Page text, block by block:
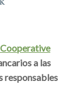
a las
responsables